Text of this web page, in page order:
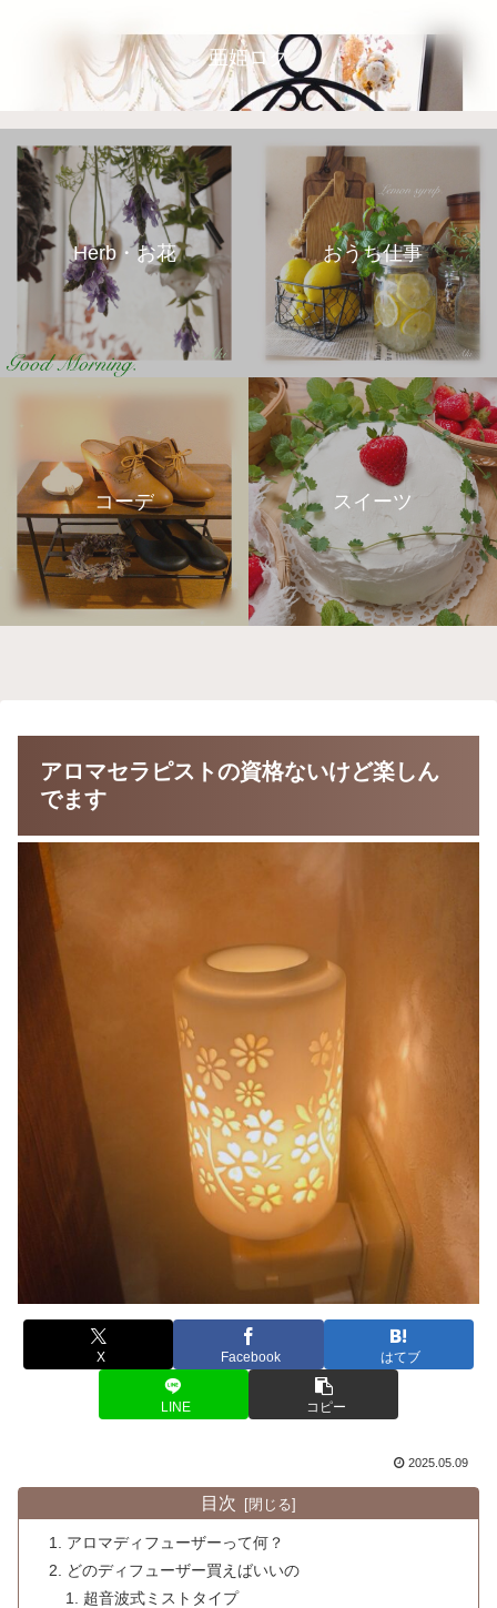
亜姫ログ
Herb・お花 おうち仕事
コーデ スイーツ
アロマセラピストの資格ないけど楽しん
でます
X Facebook はてブ
LINE コピー
2025.05.09
目次
アロマディフューザーって何？
どのディフューザー買えばいいの
超音波式ミストタイプ